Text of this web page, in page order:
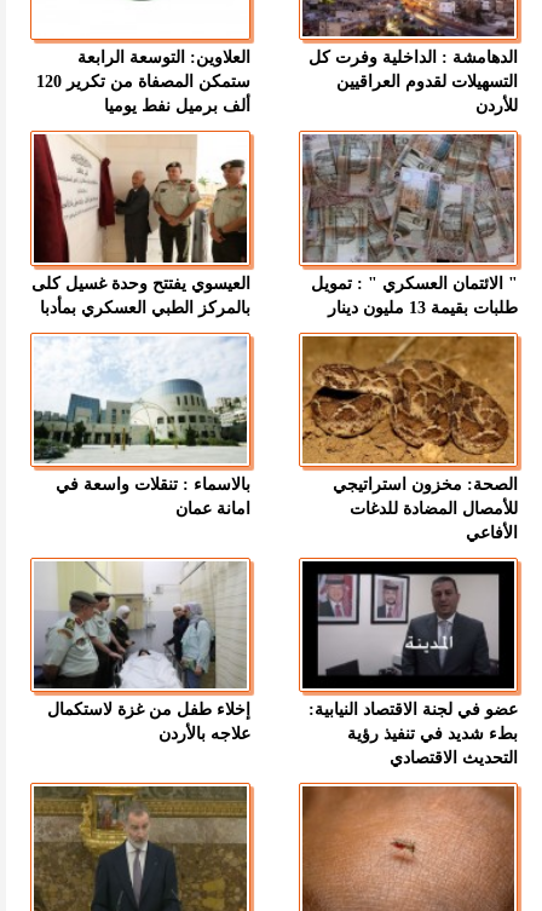
الدهامشة : الداخلية وفرت كل
التسهيلات لقدوم العراقيين
للأردن
العلاوين: التوسعة الرابعة
ستمكن المصفاة من تكرير 120
ألف برميل نفط يوميا
" الائتمان العسكري " : تمويل
طلبات بقيمة 13 مليون دينار
العيسوي يفتتح وحدة غسيل كلى
بالمركز الطبي العسكري بمأدبا
الصحة: مخزون استراتيجي
للأمصال المضادة للدغات
الأفاعي
بالاسماء : تنقلات واسعة في
امانة عمان
عضو في لجنة الاقتصاد النيابية:
بطء شديد في تنفيذ رؤية
التحديث الاقتصادي
إخلاء طفل من غزة لاستكمال
علاجه بالأردن